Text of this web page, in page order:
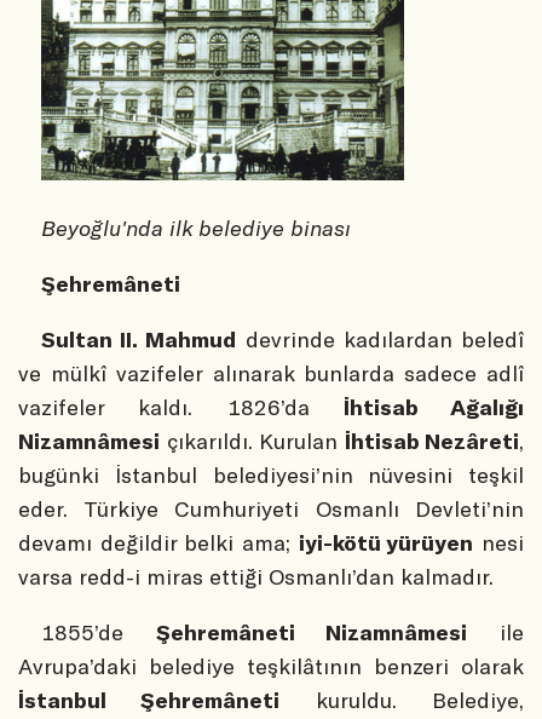
Beyoğlu'nda ilk belediye binası
Şehremâneti
Sultan II. Mahmud devrinde kadılardan beledî
ve mülkî vazifeler alınarak bunlarda sadece adlî
vazifeler kaldı. 1826’da İhtisab Ağalığı
Nizamnâmesi çıkarıldı. Kurulan İhtisab Nezâreti,
bugünki İstanbul belediyesi’nin nüvesini teşkil
eder. Türkiye Cumhuriyeti Osmanlı Devleti’nin
devamı değildir belki ama; iyi-kötü yürüyen nesi
varsa redd-i miras ettiği Osmanlı’dan kalmadır.
1855’de Şehremâneti Nizamnâmesi ile
Avrupa’daki belediye teşkilâtının benzeri olarak
İstanbul Şehremâneti kuruldu. Belediye,